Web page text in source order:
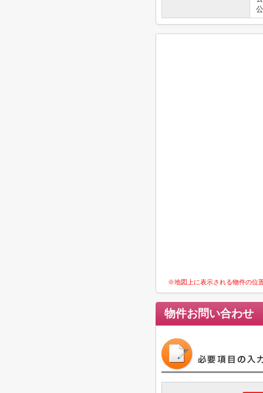
※地図上に表示される物件の位
物件お問い合わせ